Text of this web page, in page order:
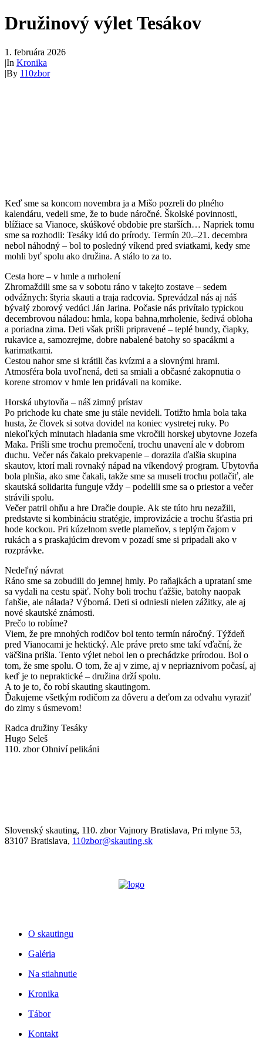
Družinový výlet Tesákov
1. februára 2026
|In Kronika
|By 110zbor
Keď sme sa koncom novembra ja a Mišo pozreli do plného
kalendáru, vedeli sme, že to bude náročné. Školské povinnosti,
blížiace sa Vianoce, skúškové obdobie pre starších… Napriek tomu
sme sa rozhodli: Tesáky idú do prírody. Termín 20.–21. decembra
nebol náhodný – bol to posledný víkend pred sviatkami, kedy sme
mohli byť spolu ako družina. A stálo to za to.
Cesta hore – v hmle a mrholení
Zhromaždili sme sa v sobotu ráno v takejto zostave – sedem
odvážnych: štyria skauti a traja radcovia. Sprevádzal nás aj náš
bývalý zborový vedúci Ján Jarina. Počasie nás privítalo typickou
decembrovou náladou: hmla, kopa bahna,mrholenie, šedivá obloha
a poriadna zima. Deti však prišli pripravené – teplé bundy, čiapky,
rukavice a, samozrejme, dobre nabalené batohy so spacákmi a
karimatkami.
Cestou nahor sme si krátili čas kvízmi a a slovnými hrami.
Atmosféra bola uvoľnená, deti sa smiali a občasné zakopnutia o
korene stromov v hmle len pridávali na komike.
Horská ubytovňa – náš zimný prístav
Po prichode ku chate sme ju stále nevideli. Totižto hmla bola taka
husta, že človek si sotva dovidel na koniec vystretej ruky. Po
niekoľkých minutach hladania sme vkročili horskej ubytovne Jozefa
Maka. Prišli sme trochu premočení, trochu unavení ale v dobrom
duchu. Večer nás čakalo prekvapenie – dorazila ďalšia skupina
skautov, ktorí mali rovnaký nápad na víkendový program. Ubytovňa
bola plnšia, ako sme čakali, takže sme sa museli trochu potlačiť, ale
skautská solidarita funguje vždy – podelili sme sa o priestor a večer
strávili spolu.
Večer patril ohňu a hre Dračie doupie. Ak ste túto hru nezažili,
predstavte si kombináciu stratégie, improvizácie a trochu šťastia pri
hode kockou. Pri kúzelnom svetle plameňov, s teplým čajom v
rukách a s praskajúcim drevom v pozadí sme si pripadali ako v
rozprávke.
Nedeľný návrat
Ráno sme sa zobudili do jemnej hmly. Po raňajkách a uprataní sme
sa vydali na cestu späť. Nohy boli trochu ťažšie, batohy naopak
ľahšie, ale nálada? Výborná. Deti si odniesli nielen zážitky, ale aj
nové skautské známosti.
Prečo to robíme?
Viem, že pre mnohých rodičov bol tento termín náročný. Týždeň
pred Vianocami je hektický. Ale práve preto sme takí vďační, že
väčšina prišla. Tento výlet nebol len o prechádzke prírodou. Bol o
tom, že sme spolu. O tom, že aj v zime, aj v nepriaznivom počasí, aj
keď je to nepraktické – družina drží spolu.
A to je to, čo robí skauting skautingom.
Ďakujeme všetkým rodičom za dôveru a deťom za odvahu vyraziť
do zimy s úsmevom!
Radca družiny Tesáky
Hugo Seleš
110. zbor Ohniví pelikáni
Slovenský skauting, 110. zbor Vajnory Bratislava, Pri mlyne 53,
83107 Bratislava, 110zbor@skauting.sk
O skautingu
Galéria
Na stiahnutie
Kronika
Tábor
Kontakt